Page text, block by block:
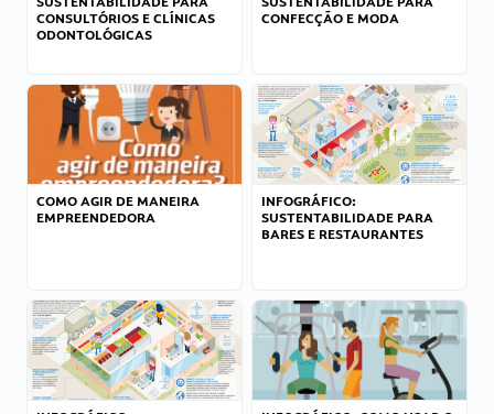
CONSULTÓRIOS E CLÍNICAS
ODONTOLÓGICAS
CONFECÇÃO E MODA
COMO AGIR DE MANEIRA
EMPREENDEDORA
INFOGRÁFICO:
SUSTENTABILIDADE PARA
BARES E RESTAURANTES